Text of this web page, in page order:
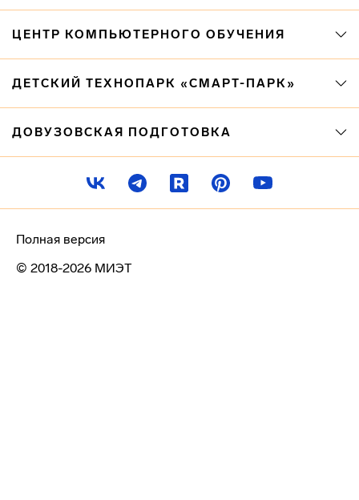
ЦЕНТР КОМПЬЮТЕРНОГО ОБУЧЕНИЯ
ДЕТСКИЙ ТЕХНОПАРК «СМАРТ-ПАРК»
ДОВУЗОВСКАЯ ПОДГОТОВКА
© 2018-2026 МИЭТ
Полная версия